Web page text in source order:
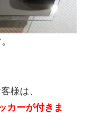
様は、
カーが付きま